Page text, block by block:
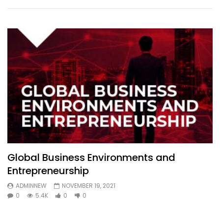
Global Business Environments and
Entrepreneurship
ADMINNEW
NOVEMBER 19, 2021
0
5.4K 0 0